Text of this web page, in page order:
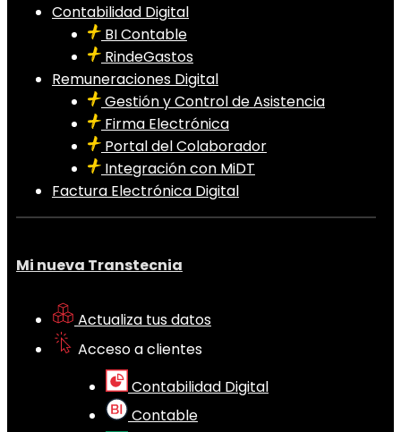
Contabilidad Digital
BI Contable
RindeGastos
Remuneraciones Digital
Gestión y Control de Asistencia
Firma Electrónica
Portal del Colaborador
Integración con MiDT
Factura Electrónica Digital
Mi nueva Transtecnia
Actualiza tus datos
Acceso a clientes
Contabilidad Digital
Contable